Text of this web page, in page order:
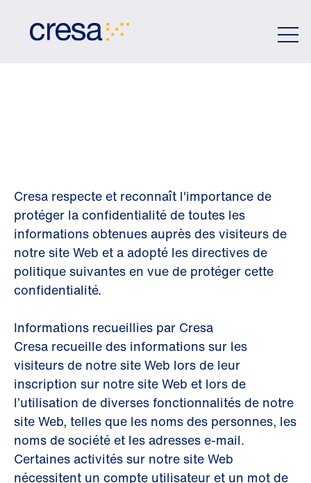
Cresa respecte et reconnaît l'importance de
protéger la confidentialité de toutes les
informations obtenues auprès des visiteurs de
notre site Web et a adopté les directives de
politique suivantes en vue de protéger cette
confidentialité.
Informations recueillies par Cresa
Cresa recueille des informations sur les
visiteurs de notre site Web lors de leur
inscription sur notre site Web et lors de
l’utilisation de diverses fonctionnalités de notre
site Web, telles que les noms des personnes, les
noms de société et les adresses e-mail.
Certaines activités sur notre site Web
nécessitent un compte utilisateur et un mot de